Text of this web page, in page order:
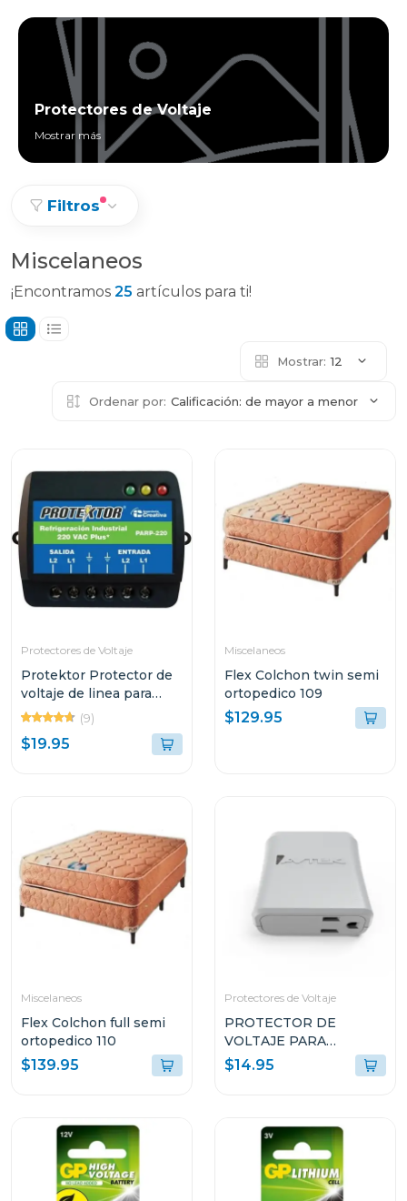
Protectores de Voltaje
Mostrar más
Filtros
Miscelaneos
¡Encontramos 25 artículos para ti!
Mostrar: 12
Ordenar por: Calificación: de mayor a menor
Protectores de Voltaje
Protektor Protector de
voltaje de linea para
refrigeracion industrial
220vac plus
(9)
$19.95
Miscelaneos
Flex Colchon twin semi
ortopedico 109
$129.95
Miscelaneos
Flex Colchon full semi
ortopedico 110
$139.95
Protectores de Voltaje
PROTECTOR DE
VOLTAJE PARA
REFRIGERADORAS
DOMÉSTICAS PTN1T51
$14.95